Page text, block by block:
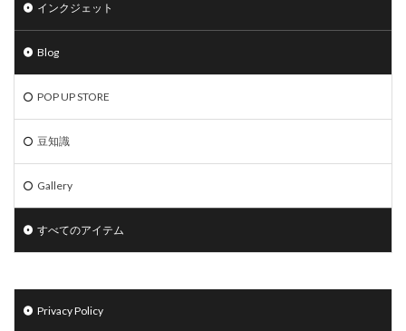
インクジェット
Blog
POP UP STORE
豆知識
Gallery
すべてのアイテム
Privacy Policy